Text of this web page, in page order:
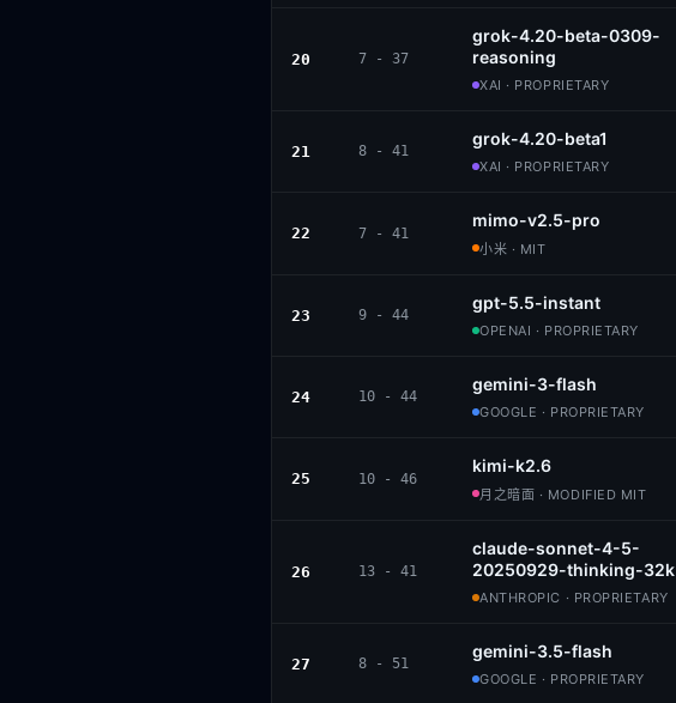
20 7 - 37
grok-4.20-beta-0309-
reasoning
XAI · PROPRIETARY
21 8 - 41
grok-4.20-beta1
XAI · PROPRIETARY
22 7 - 41
mimo-v2.5-pro
小米 · MIT
23 9 - 44
gpt-5.5-instant
OPENAI · PROPRIETARY
24 10 - 44
gemini-3-flash
GOOGLE · PROPRIETARY
25 10 - 46
kimi-k2.6
月之暗面 · MODIFIED MIT
26 13 - 41
claude-sonnet-4-5-
20250929-thinking-32k
ANTHROPIC · PROPRIETARY
27 8 - 51
gemini-3.5-flash
GOOGLE · PROPRIETARY